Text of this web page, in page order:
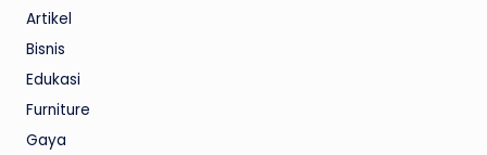
Artikel
Bisnis
Edukasi
Furniture
Gaya